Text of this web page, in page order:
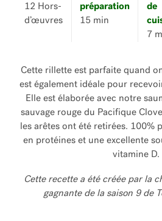
12 Hors-
d’œuvres
préparation
15 min
de
7
Cette rillette est parfaite quand
est également idéale pour
Elle est élaborée avec notre
sauvage rouge du Pacifique
les arêtes ont été retirées. 100%
en protéines et une excellente
vitamine D.
Cette recette a été créée par la
gagnante de la saison 9 de